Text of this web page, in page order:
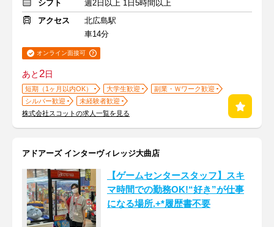
シフト
週2日以上 1日5時間以上
アクセス
北広島駅
車14分
オンライン面接可
あと2日
短期（1ヶ月以内OK） 大学生歓迎
副業・Ｗワーク歓迎
シルバー歓迎
未経験者歓迎
株式会社スコットの求人一覧を見る
アドアーズ インターヴィレッジ大曲店
【ゲームセンタースタッフ】スキ
マ時間での勤務OK!“好き”が仕事
になる場所.+*履歴書不要